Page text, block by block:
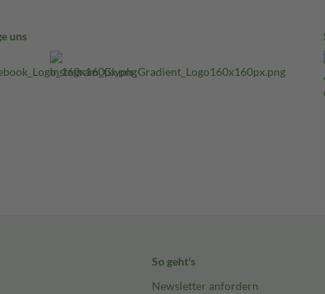
uns
So geht's
Newsletter anfordern